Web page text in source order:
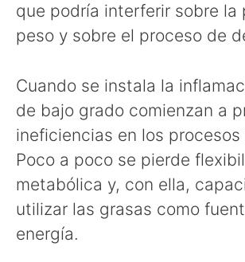
que podría interferir sobre la
peso y sobre el proceso de
Cuando se instala la
de bajo grado comienzan a
ineficiencias en los
Poco a poco se pierde
metabólica y, con ella,
utilizar las grasas como
energía.